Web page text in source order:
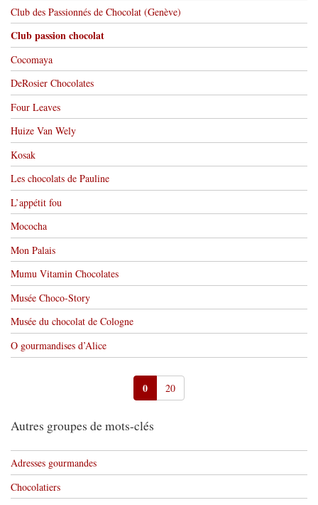
Club des Passionnés de Chocolat (Genève)
Club passion chocolat
Cocomaya
DeRosier Chocolates
Four Leaves
Huize Van Wely
Kosak
Les chocolats de Pauline
L’appétit fou
Mococha
Mon Palais
Mumu Vitamin Chocolates
Musée Choco-Story
Musée du chocolat de Cologne
O gourmandises d’Alice
0 20
Autres groupes de mots-clés
Adresses gourmandes
Chocolatiers